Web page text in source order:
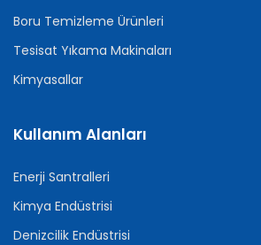
Boru Temizleme Ürünleri
Tesisat Yıkama Makinaları
Kimyasallar
Kullanım Alanları
Enerji Santralleri
Kimya Endüstrisi
Denizcilik Endüstrisi